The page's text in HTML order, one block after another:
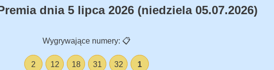
dnia 5 lipca 2026 (niedziela 05.07.2026)
Wygrywające numery: 📋
2 12 18 31 32 1